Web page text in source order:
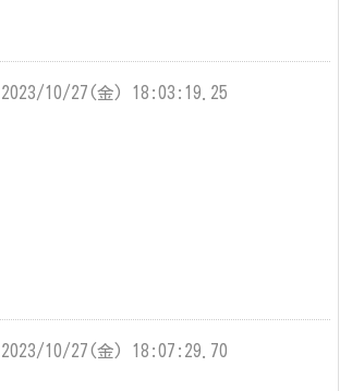
2023/10/27(金) 18:03:19.25
2023/10/27(金) 18:07:29.70